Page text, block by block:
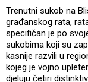
Trenutni sukob na
građanskog rata,
specifičan je po
sukobima koji su
kasnije razvili u
kojeg je vojno
djeluju četiri